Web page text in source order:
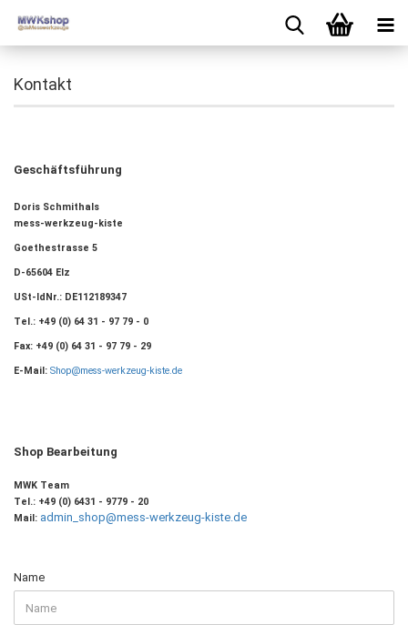
Kontakt
Geschäftsführung
Doris Schmithals
mess-werkzeug-kiste
Goethestrasse 5
D-65604 Elz
USt-IdNr.: DE112189347
Tel.: +49 (0) 64 31 - 97 79 - 0
Fax: +49 (0) 64 31 - 97 79 - 29
E-Mail: Shop@mess-werkzeug-kiste.de
Shop Bearbeitung
MWK Team
Tel.: +49 (0) 6431 - 9779 - 20
Mail: admin_shop@mess-werkzeug-kiste.de
KONTAKT
Name